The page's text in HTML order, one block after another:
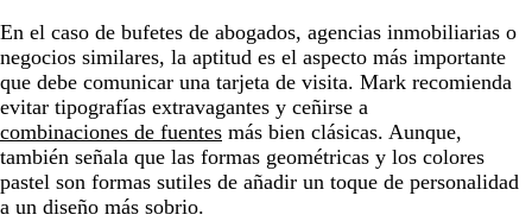
En el caso de bufetes de abogados, agencias inmobiliarias o
negocios similares, la aptitud es el aspecto más importante
que debe comunicar una tarjeta de visita. Mark recomienda
evitar tipografías extravagantes y ceñirse a
combinaciones de fuentes más bien clásicas. Aunque,
también señala que las formas geométricas y los colores
pastel son formas sutiles de añadir un toque de personalidad
a un diseño más sobrio.